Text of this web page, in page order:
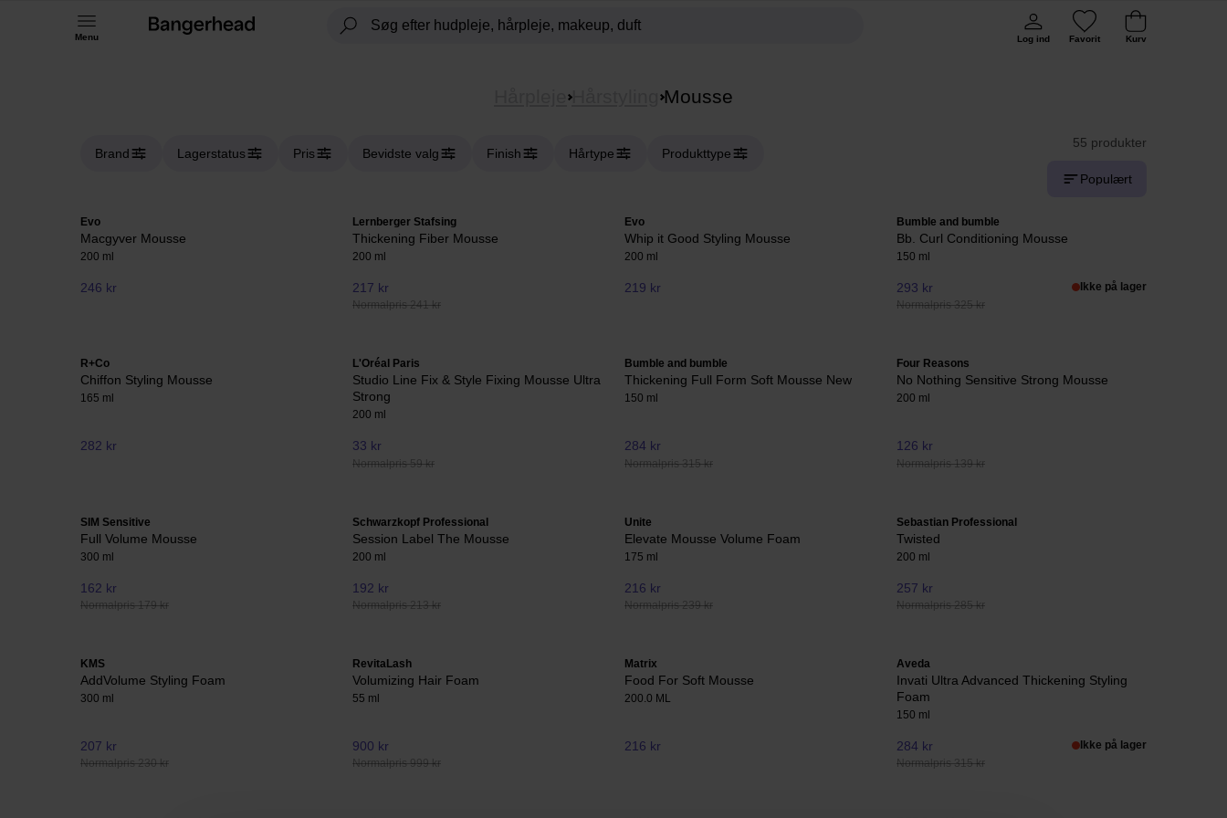
Menu Log ind Favorit Kurv
Hårstyling Mousse
Brand Lagerstatus Pris Bevidste valg Finish Hårtype Produkttype
55 produkter
Populært
Evo
Macgyver Mousse
200 ml
246 kr
Lernberger Stafsing
Thickening Fiber Mousse
200 ml
217 kr
Normalpris 241 kr
Evo
Whip it Good Styling Mousse
200 ml
219 kr
Bumble and bumble
Bb. Curl Conditioning Mousse
150 ml
293 kr
Normalpris 325 kr
Ikke på lager
R+Co
Chiffon Styling Mousse
165 ml
282 kr
L'Oréal Paris
Studio Line Fix & Style Fixing Mousse Ultra
Strong
200 ml
33 kr
Normalpris 59 kr
Bumble and bumble
Thickening Full Form Soft Mousse New
150 ml
284 kr
Normalpris 315 kr
Four Reasons
No Nothing Sensitive Strong Mousse
200 ml
126 kr
Normalpris 139 kr
SIM Sensitive
Full Volume Mousse
300 ml
162 kr
Normalpris 179 kr
Schwarzkopf Professional
Session Label The Mousse
200 ml
192 kr
Normalpris 213 kr
Unite
Elevate Mousse Volume Foam
175 ml
216 kr
Normalpris 239 kr
Sebastian Professional
Twisted
200 ml
257 kr
Normalpris 285 kr
KMS
AddVolume Styling Foam
300 ml
207 kr
Normalpris 230 kr
RevitaLash
Volumizing Hair Foam
55 ml
900 kr
Normalpris 999 kr
Matrix
Food For Soft Mousse
200.0 ML
216 kr
Aveda
Invati Ultra Advanced Thickening Styling
Foam
150 ml
284 kr
Normalpris 315 kr
Ikke på lager